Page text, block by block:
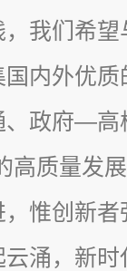
我们希
内外优
政府—高
质量发
惟创新
涌，新